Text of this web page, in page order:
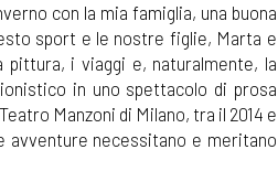
con la mia famiglia, una buona
sport e le nostre figlie, Marta e
pittura, i viaggi e, naturalmente, la
in uno spettacolo di prosa
Manzoni di Milano, tra il 2014 e
avventure necessitano e meritano